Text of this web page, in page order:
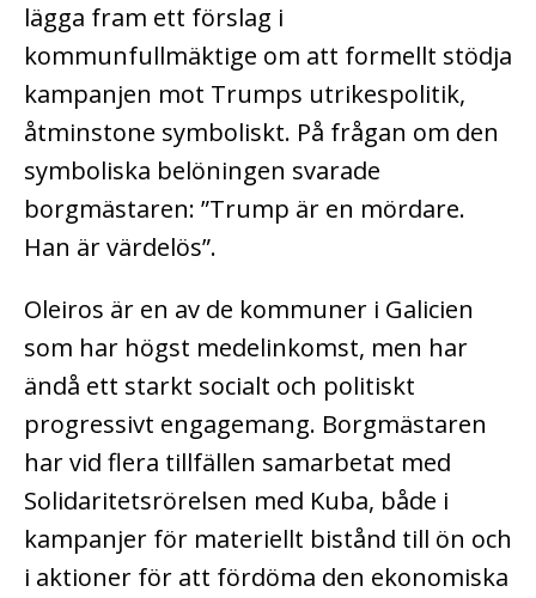
lägga fram ett förslag i
kommunfullmäktige om att formellt stödja
kampanjen mot Trumps utrikespolitik,
åtminstone symboliskt. På frågan om den
symboliska belöningen svarade
borgmästaren: ”Trump är en mördare.
Han är värdelös”.
Oleiros är en av de kommuner i Galicien
som har högst medelinkomst, men har
ändå ett starkt socialt och politiskt
progressivt engagemang. Borgmästaren
har vid flera tillfällen samarbetat med
Solidaritetsrörelsen med Kuba, både i
kampanjer för materiellt bistånd till ön och
i aktioner för att fördöma den ekonomiska